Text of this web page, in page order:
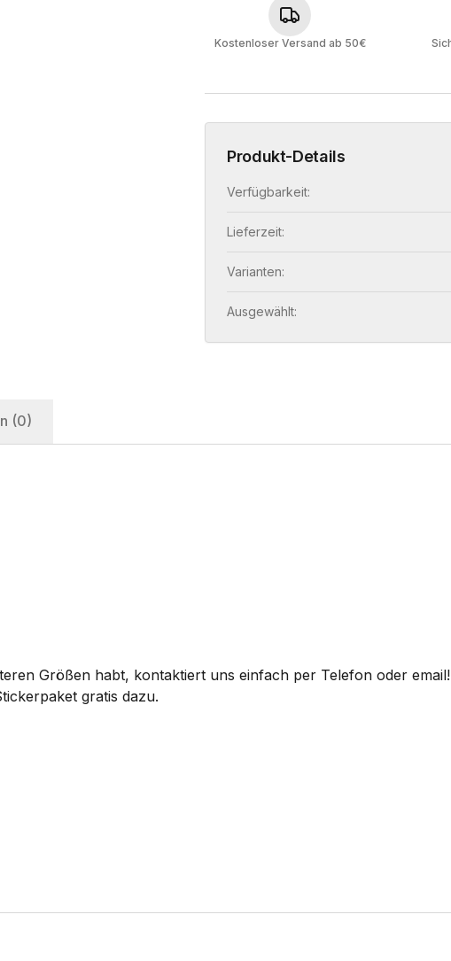
Kostenloser Versand ab 50€
Produkt-Details
Verfügbarkeit:
Lieferzeit:
Varianten:
Ausgewählt:
(0)
Größen habt, kontaktiert uns einfach per Telefon oder email!
gratis dazu.